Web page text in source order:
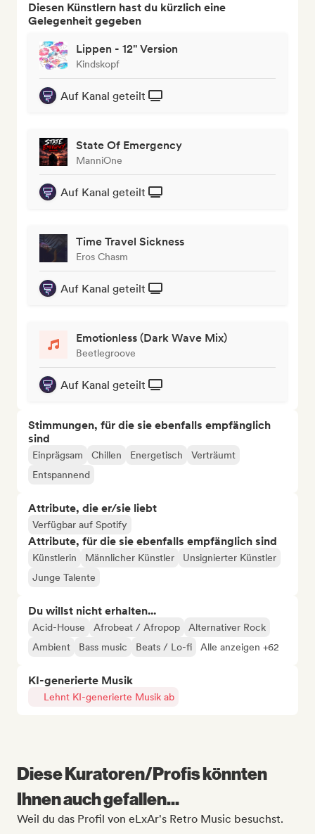
Diesen Künstlern hast du kürzlich eine
Gelegenheit gegeben
Lippen - 12" Version
Kindskopf
Auf Kanal geteilt
State Of Emergency
ManniOne
Auf Kanal geteilt
Time Travel Sickness
Eros Chasm
Auf Kanal geteilt
Emotionless (Dark Wave Mix)
Beetlegroove
Auf Kanal geteilt
Stimmungen, für die sie ebenfalls empfänglich
sind
Einprägsam Chillen Energetisch
Verträumt
Entspannend
Attribute, die er/sie liebt
Verfügbar auf Spotify
Attribute, für die sie ebenfalls empfänglich sind
Künstlerin Männlicher Künstler
Unsignierter Künstler
Junge Talente
Du willst nicht erhalten...
Acid-House Afrobeat / Afropop
Alternativer Rock
Ambient
Bass music Beats / Lo-fi Alle anzeigen +62
KI-generierte Musik
Lehnt KI-generierte Musik ab
Diese Kuratoren/Profis könnten
Ihnen auch gefallen...
Weil du das Profil von eLxAr's Retro Music besuchst.